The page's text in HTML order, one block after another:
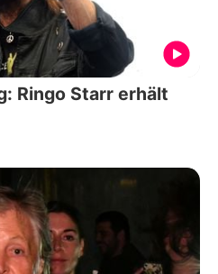
Ringo Starr erhält